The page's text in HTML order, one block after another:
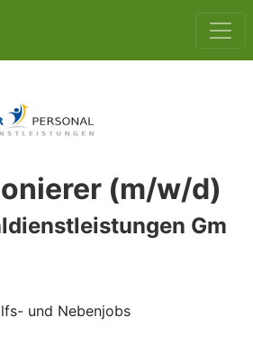
(m/w/d)
Gm
und Nebenjobs